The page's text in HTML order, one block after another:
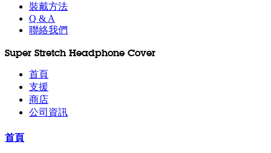
裝戴方法
Q & A
聯絡我們
Super Stretch Headphone Cover
首頁
支援
商店
公司資訊
首頁